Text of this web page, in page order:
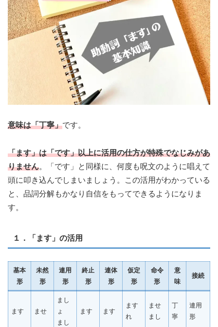
意味は「丁寧」です。
「ます」は「です」以上に活用の仕方が特殊でなじみがあ
りません。「です」と同様に、何度も呪文のように唱えて
頭に叩き込んでしまいましょう。この活用がわかっている
と、品詞分解もかなり自信をもってできるようになりま
す。
１．「ます」の活用
基本
形
未然
形
連用
形
終止
形
連体
形
仮定
形
命令
形
意
味
接続
ます ませ
まし
ょ
まし
ます ます
ます
れ
ませ
まし
丁
寧
連用
形